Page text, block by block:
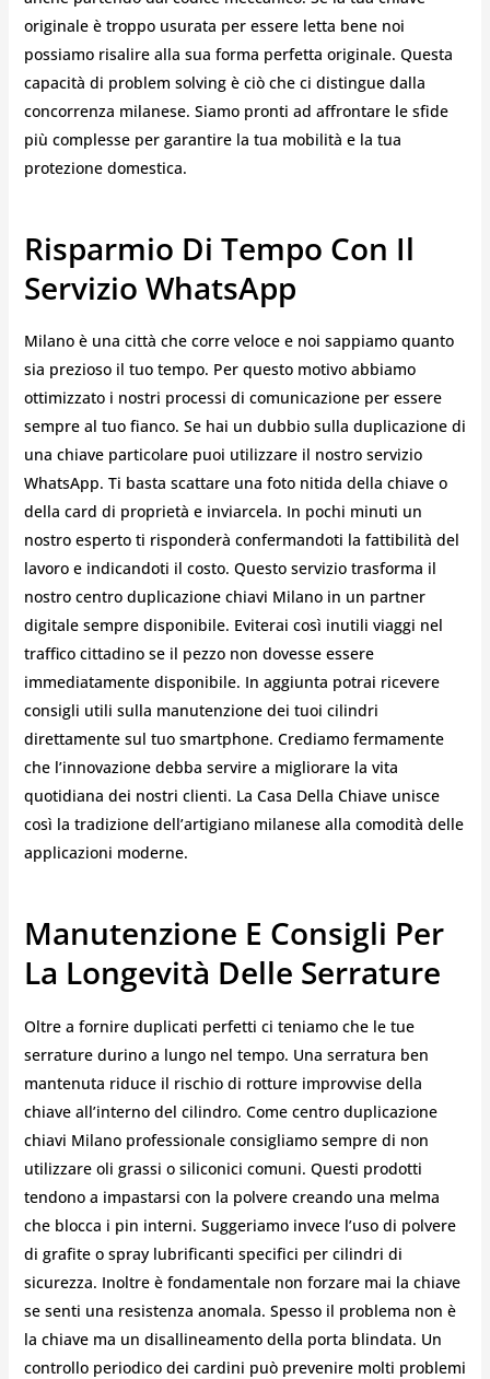
originale è troppo usurata per essere letta bene noi
possiamo risalire alla sua forma perfetta originale. Questa
capacità di problem solving è ciò che ci distingue dalla
concorrenza milanese. Siamo pronti ad affrontare le sfide
più complesse per garantire la tua mobilità e la tua
protezione domestica.
Risparmio Di Tempo Con Il
Servizio WhatsApp
Milano è una città che corre veloce e noi sappiamo quanto
sia prezioso il tuo tempo. Per questo motivo abbiamo
ottimizzato i nostri processi di comunicazione per essere
sempre al tuo fianco. Se hai un dubbio sulla duplicazione di
una chiave particolare puoi utilizzare il nostro servizio
WhatsApp. Ti basta scattare una foto nitida della chiave o
della card di proprietà e inviarcela. In pochi minuti un
nostro esperto ti risponderà confermandoti la fattibilità del
lavoro e indicandoti il costo. Questo servizio trasforma il
nostro centro duplicazione chiavi Milano in un partner
digitale sempre disponibile. Eviterai così inutili viaggi nel
traffico cittadino se il pezzo non dovesse essere
immediatamente disponibile. In aggiunta potrai ricevere
consigli utili sulla manutenzione dei tuoi cilindri
direttamente sul tuo smartphone. Crediamo fermamente
che l’innovazione debba servire a migliorare la vita
quotidiana dei nostri clienti. La Casa Della Chiave unisce
così la tradizione dell’artigiano milanese alla comodità delle
applicazioni moderne.
Manutenzione E Consigli Per
La Longevità Delle Serrature
Oltre a fornire duplicati perfetti ci teniamo che le tue
serrature durino a lungo nel tempo. Una serratura ben
mantenuta riduce il rischio di rotture improvvise della
chiave all’interno del cilindro. Come centro duplicazione
chiavi Milano professionale consigliamo sempre di non
utilizzare oli grassi o siliconici comuni. Questi prodotti
tendono a impastarsi con la polvere creando una melma
che blocca i pin interni. Suggeriamo invece l’uso di polvere
di grafite o spray lubrificanti specifici per cilindri di
sicurezza. Inoltre è fondamentale non forzare mai la chiave
se senti una resistenza anomala. Spesso il problema non è
la chiave ma un disallineamento della porta blindata. Un
controllo periodico dei cardini può prevenire molti problemi